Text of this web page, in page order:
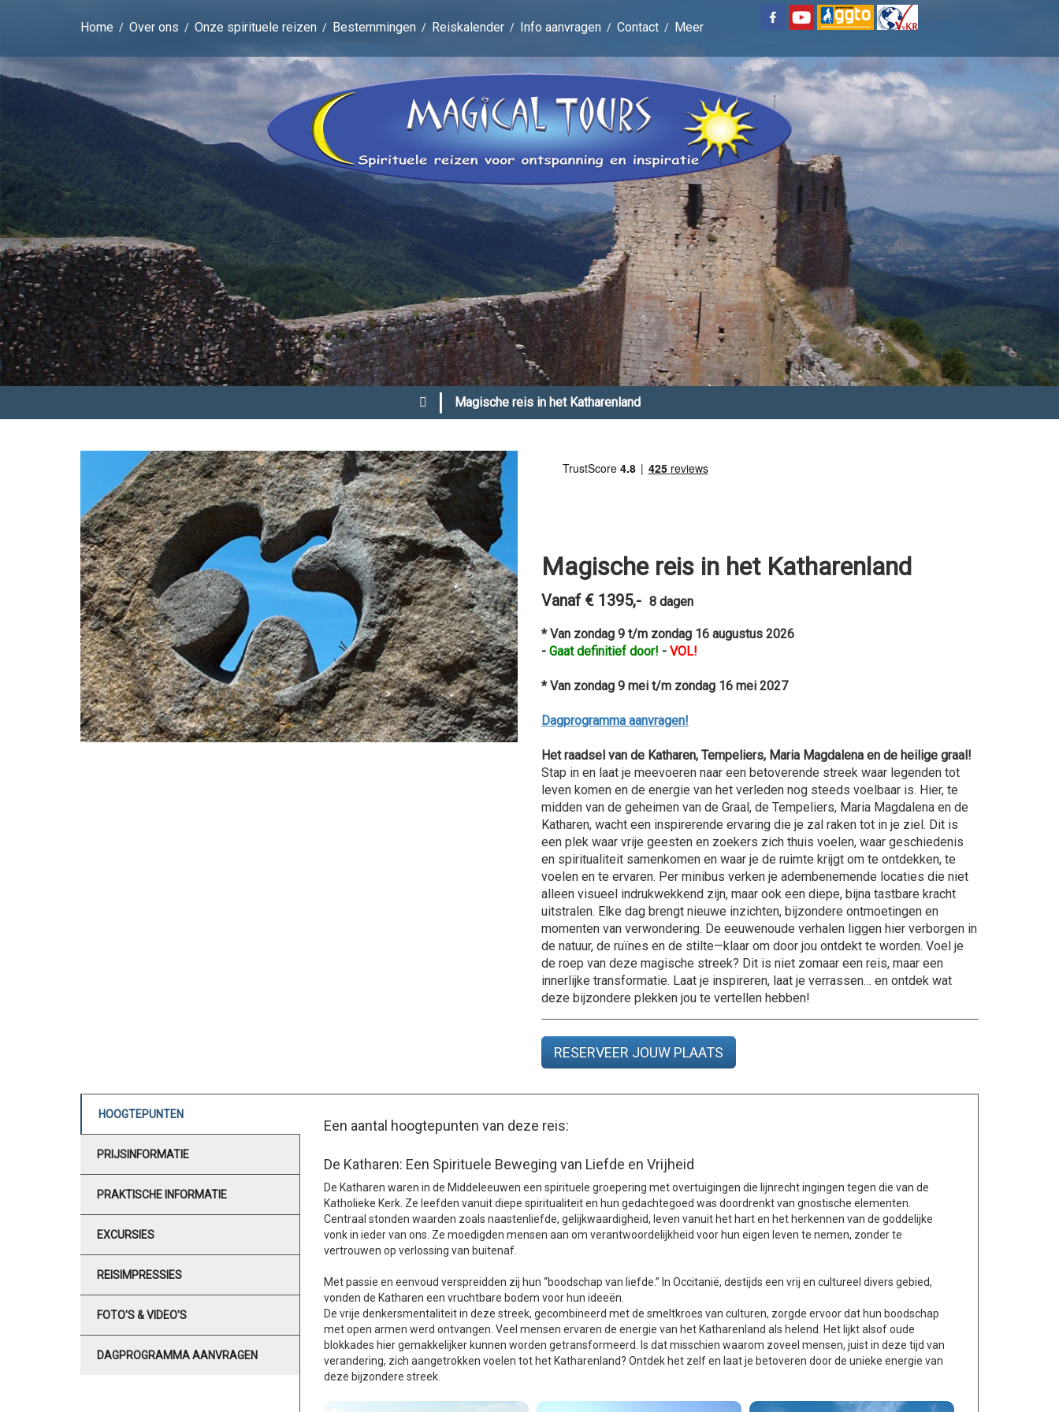
Home Over ons Onze spirituele reizen Bestemmingen Reiskalender Info aanvragen Contact Meer
| Magische reis in het Katharenland
Magische reis in het Katharenland
Vanaf € 1395,- 8 dagen
* Van zondag 9 t/m zondag 16 augustus 2026
- Gaat definitief door! - VOL!
* Van zondag 9 mei t/m zondag 16 mei 2027
Dagprogramma aanvragen!
Het raadsel van de Katharen, Tempeliers, Maria Magdalena en de heilige graal!
Stap in en laat je meevoeren naar een betoverende streek waar legenden tot
leven komen en de energie van het verleden nog steeds voelbaar is. Hier, te
midden van de geheimen van de Graal, de Tempeliers, Maria Magdalena en de
Katharen, wacht een inspirerende ervaring die je zal raken tot in je ziel. Dit is
een plek waar vrije geesten en zoekers zich thuis voelen, waar geschiedenis
en spiritualiteit samenkomen en waar je de ruimte krijgt om te ontdekken, te
voelen en te ervaren. Per minibus verken je adembenemende locaties die niet
alleen visueel indrukwekkend zijn, maar ook een diepe, bijna tastbare kracht
uitstralen. Elke dag brengt nieuwe inzichten, bijzondere ontmoetingen en
momenten van verwondering. De eeuwenoude verhalen liggen hier verborgen in
de natuur, de ruïnes en de stilte—klaar om door jou ontdekt te worden. Voel je
de roep van deze magische streek? Dit is niet zomaar een reis, maar een
innerlijke transformatie. Laat je inspireren, laat je verrassen… en ontdek wat
deze bijzondere plekken jou te vertellen hebben!
RESERVEER JOUW PLAATS
HOOGTEPUNTEN
PRIJSINFORMATIE
PRAKTISCHE INFORMATIE
EXCURSIES
REISIMPRESSIES
FOTO'S & VIDEO'S
DAGPROGRAMMA AANVRAGEN
Een aantal hoogtepunten van deze reis:
De Katharen: Een Spirituele Beweging van Liefde en Vrijheid
De Katharen waren in de Middeleeuwen een spirituele groepering met overtuigingen die lijnrecht ingingen tegen die van de
Katholieke Kerk. Ze leefden vanuit diepe spiritualiteit en hun gedachtegoed was doordrenkt van gnostische elementen.
Centraal stonden waarden zoals naastenliefde, gelijkwaardigheid, leven vanuit het hart en het herkennen van de goddelijke
vonk in ieder van ons. Ze moedigden mensen aan om verantwoordelijkheid voor hun eigen leven te nemen, zonder te
vertrouwen op verlossing van buitenaf.
Met passie en eenvoud verspreidden zij hun “boodschap van liefde.” In Occitanië, destijds een vrij en cultureel divers gebied,
vonden de Katharen een vruchtbare bodem voor hun ideeën.
De vrije denkersmentaliteit in deze streek, gecombineerd met de smeltkroes van culturen, zorgde ervoor dat hun boodschap
met open armen werd ontvangen. Veel mensen ervaren de energie van het Katharenland als helend. Het lijkt alsof oude
blokkades hier gemakkelijker kunnen worden getransformeerd. Is dat misschien waarom zoveel mensen, juist in deze tijd van
verandering, zich aangetrokken voelen tot het Katharenland? Ontdek het zelf en laat je betoveren door de unieke energie van
deze bijzondere streek.